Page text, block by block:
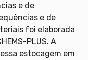
e de
e de
foi elaborada
PLUS. A
estocagem em